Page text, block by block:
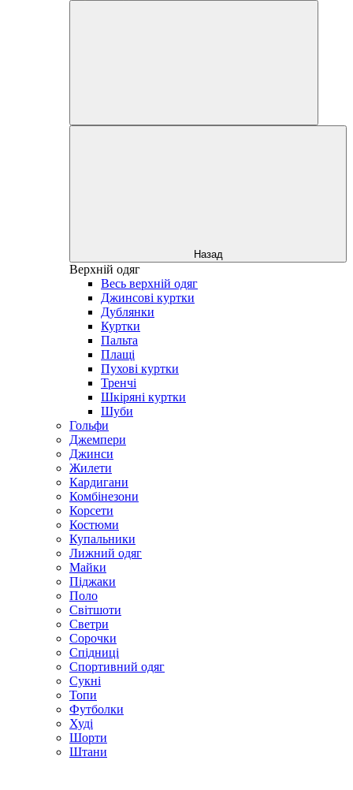
Назад
Верхній одяг
Весь верхній одяг
Джинсові куртки
Дублянки
Куртки
Пальта
Плащі
Пухові куртки
Тренчі
Шкіряні куртки
Шуби
Гольфи
Джемпери
Джинси
Жилети
Кардигани
Комбінезони
Корсети
Костюми
Купальники
Лижний одяг
Майки
Піджаки
Поло
Світшоти
Светри
Сорочки
Спідниці
Спортивний одяг
Сукні
Топи
Футболки
Худі
Шорти
Штани